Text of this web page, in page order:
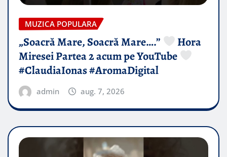
MUZICA POPULARA
„Soacră Mare, Soacră Mare….”
Hora
Miresei Partea 2 acum pe YouTube
#ClaudiaIonas #AromaDigital
admin aug. 7, 2026